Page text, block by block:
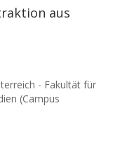
aus
- Fakultät für
(Campus